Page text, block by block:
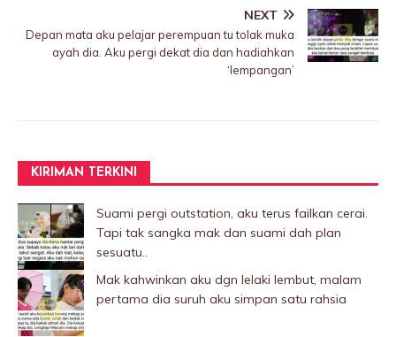
NEXT
Depan mata aku pelajar perempuan tu tolak muka
ayah dia. Aku pergi dekat dia dan hadiahkan
‘Iempangan’
KIRIMAN TERKINI
Suami pergi outstation, aku terus failkan cerai.
Tapi tak sangka mak dan suami dah plan
sesuatu..
Mak kahwinkan aku dgn lelaki Iembut, malam
pertama dia suruh aku simpan satu rahsia